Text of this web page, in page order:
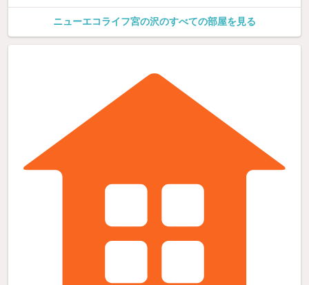
ニューエコライフ宮の沢のすべての部屋を見る